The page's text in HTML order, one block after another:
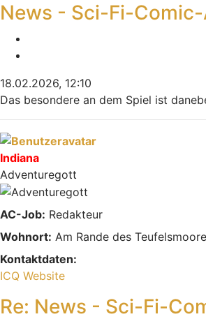
News - Sci-Fi-
18.02.2026, 12:10
Das besondere an dem Spiel ist
Nach oben
Indiana
Adventuregott
AC-Job: Redakteur
Wohnort: Am Rande des
Kontaktdaten:
Kontaktdaten von Indiana
ICQ Website
Re: News - Sci-Fi-